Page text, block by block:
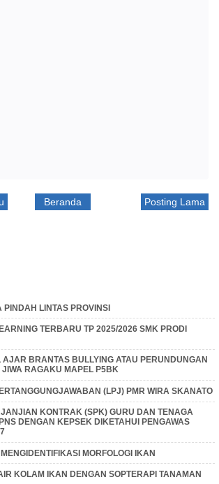
Posting Lama
Beranda
PINDAH LINTAS PROVINSI
TERBARU TP 2025/2026 SMK PRODI
AJAR BRANTAS BULLYING ATAU PERUNDUNGAN
RAGAKU MAPEL P5BK
(LPJ) PMR WIRA SKANATO
KONTRAK (SPK) GURU DAN TENAGA
DENGAN KEPSEK DIKETAHUI PENGAWAS
MORFOLOGI IKAN
KOLAM IKAN DENGAN SOPTERAPI TANAMAN